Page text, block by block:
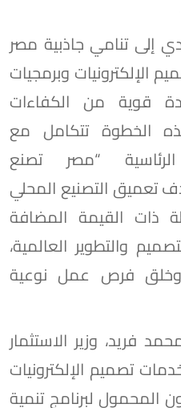
إلى تنامي جاذبية مصر
الإلكترونيات وبرمجيات
قوية من الكفاءات
الخطوة تتكامل مع
“مصر تصنع
تعميق التصنيع المحلي
ذات القيمة المضافة
والتطوير العالمية،
وخلق فرص عمل نوعية
فريد، وزير الاستثمار
تصميم الإلكترونيات
المحمول لبرنامج تنمية